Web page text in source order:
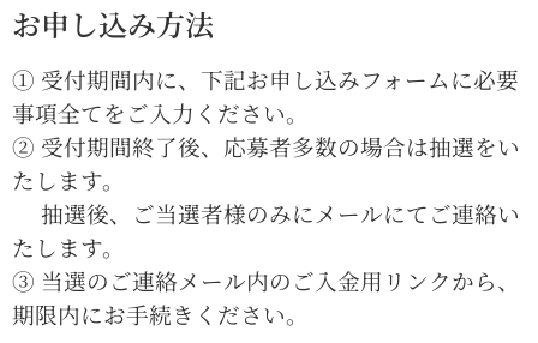
お申し込み方法
① 受付期間内に、下記お申し込みフォームに必要
事項全てをご入力ください。
② 受付期間終了後、応募者多数の場合は抽選をい
たします。
抽選後、ご当選者様のみにメールにてご連絡い
たします。
③ 当選のご連絡メール内のご入金用リンクから、
期限内にお手続きください。